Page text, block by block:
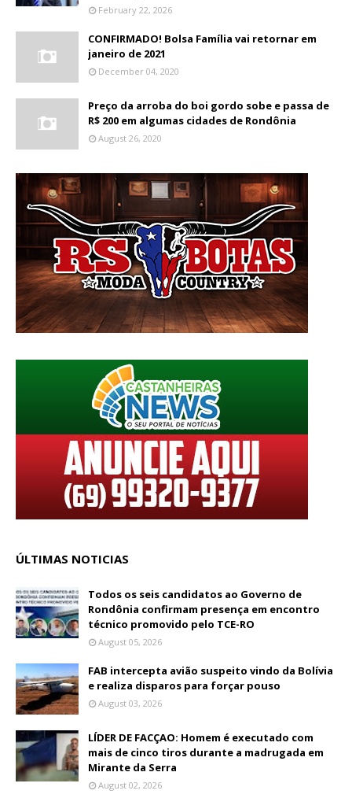
February 22, 2026
CONFIRMADO! Bolsa Família vai retornar em
janeiro de 2021
December 04, 2020
Preço da arroba do boi gordo sobe e passa de
R$ 200 em algumas cidades de Rondônia
August 26, 2020
ÚLTIMAS NOTICIAS
Todos os seis candidatos ao Governo de
Rondônia confirmam presença em encontro
técnico promovido pelo TCE-RO
August 05, 2026
FAB intercepta avião suspeito vindo da Bolívia
e realiza disparos para forçar pouso
August 03, 2026
LÍDER DE FACÇAO: Homem é executado com
mais de cinco tiros durante a madrugada em
Mirante da Serra
August 02, 2026